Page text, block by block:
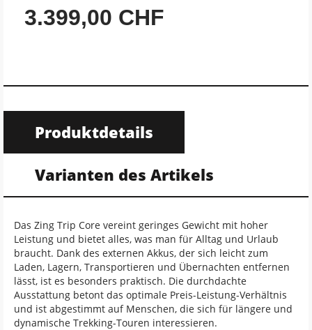
3.399,00 CHF
Produktdetails
Varianten des Artikels
Das Zing Trip Core vereint geringes Gewicht mit hoher
Leistung und bietet alles, was man für Alltag und Urlaub
braucht. Dank des externen Akkus, der sich leicht zum
Laden, Lagern, Transportieren und Übernachten entfernen
lässt, ist es besonders praktisch. Die durchdachte
Ausstattung betont das optimale Preis-Leistung-Verhältnis
und ist abgestimmt auf Menschen, die sich für längere und
dynamische Trekking-Touren interessieren.